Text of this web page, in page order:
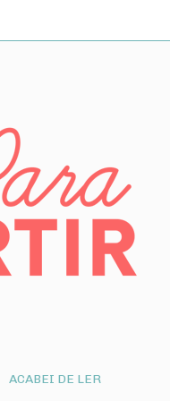
ACABEI DE LER